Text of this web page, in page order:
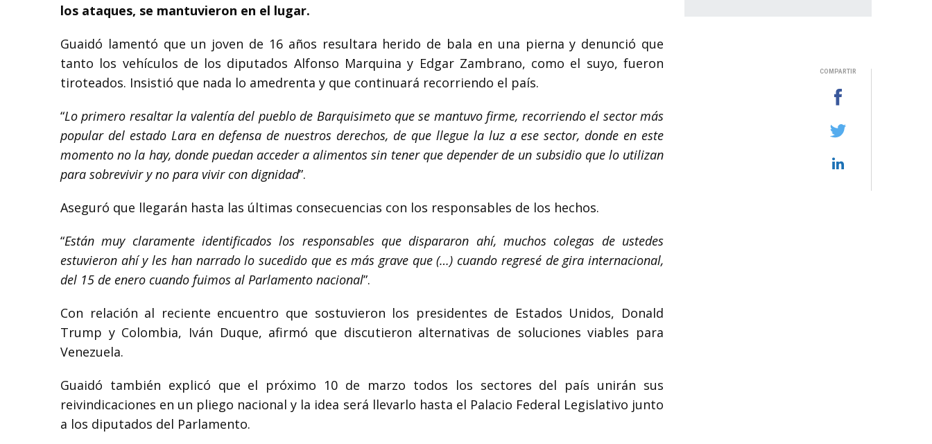
los ataques, se mantuvieron en el lugar.
Guaidó lamentó que un joven de 16 años resultara herido de bala en una pierna y denunció que
tanto los vehículos de los diputados Alfonso Marquina y Edgar Zambrano, como el suyo, fueron
tiroteados. Insistió que nada lo amedrenta y que continuará recorriendo el país.
“Lo primero resaltar la valentía del pueblo de Barquisimeto que se mantuvo firme, recorriendo el sector más
popular del estado Lara en defensa de nuestros derechos, de que llegue la luz a ese sector, donde en este
momento no la hay, donde puedan acceder a alimentos sin tener que depender de un subsidio que lo utilizan
para sobrevivir y no para vivir con dignidad”.
Aseguró que llegarán hasta las últimas consecuencias con los responsables de los hechos.
“Están muy claramente identificados los responsables que dispararon ahí, muchos colegas de ustedes
estuvieron ahí y les han narrado lo sucedido que es más grave que (…) cuando regresé de gira internacional,
del 15 de enero cuando fuimos al Parlamento nacional”.
Con relación al reciente encuentro que sostuvieron los presidentes de Estados Unidos, Donald
Trump y Colombia, Iván Duque, afirmó que discutieron alternativas de soluciones viables para
Venezuela.
Guaidó también explicó que el próximo 10 de marzo todos los sectores del país unirán sus
reivindicaciones en un pliego nacional y la idea será llevarlo hasta el Palacio Federal Legislativo junto
a los diputados del Parlamento.
COMPARTIR